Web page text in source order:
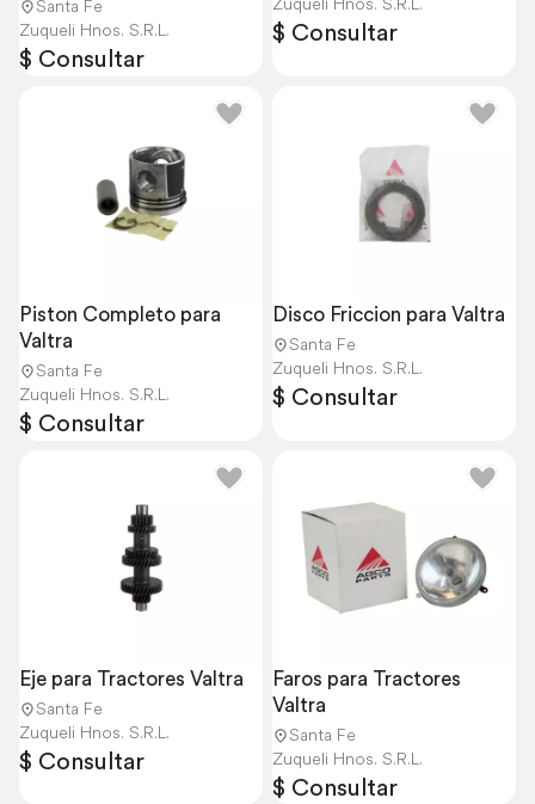
Santa Fe
Zuqueli Hnos. S.R.L.
$ Consultar
$ Consultar
Piston Completo para
Valtra
Santa Fe
Zuqueli Hnos. S.R.L.
$ Consultar
Disco Friccion para Valtra
Santa Fe
Zuqueli Hnos. S.R.L.
$ Consultar
Eje para Tractores Valtra
Santa Fe
Zuqueli Hnos. S.R.L.
$ Consultar
Faros para Tractores
Valtra
Santa Fe
Zuqueli Hnos. S.R.L.
$ Consultar